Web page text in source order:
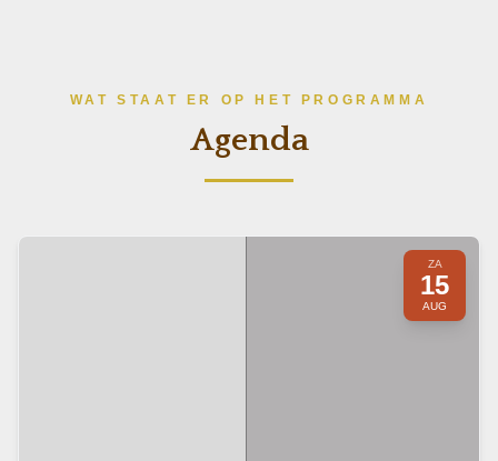
WAT STAAT ER OP HET PROGRAMMA
Agenda
ZA
15
AUG